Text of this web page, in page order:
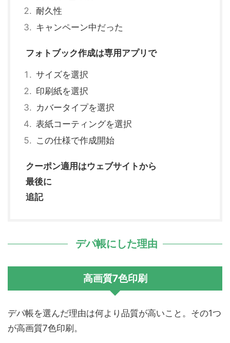
耐久性
キャンペーン中だった
フォトブック作成は専用アプリで
サイズを選択
印刷紙を選択
カバータイプを選択
表紙コーティングを選択
この仕様で作成開始
クーポン適用はウェブサイトから
最後に
追記
デパ帳にした理由
高画質7色印刷
デパ帳を選んだ理由は何より品質が高いこと。その1つ
が高画質7色印刷。